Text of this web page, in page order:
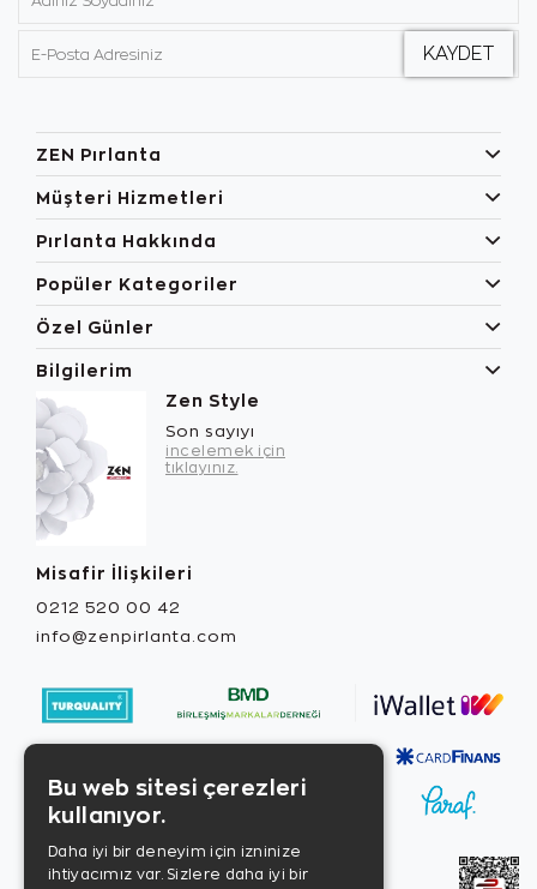
ZEN Pırlanta
Müşteri Hizmetleri
Pırlanta Hakkında
Popüler Kategoriler
Özel Günler
Bilgilerim
Zen Style
Son sayıyı
incelemek için
tıklayınız.
Misafir İlişkileri
0212 520 00 42
info@zenpirlanta.com
Bu web sitesi çerezleri
kullanıyor.
Daha iyi bir deneyim için izninize
ihtiyacımız var. Sizlere daha iyi bir